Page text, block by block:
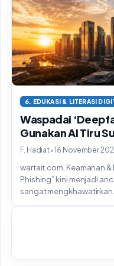
6. EDUKASI & LITERASI
Waspadai
Gunakan AI Tiru
F. Hadiat•16 November
wartait.com, Keamanan &
Phishing” kini menjadi
sangat mengkhawatirkan.